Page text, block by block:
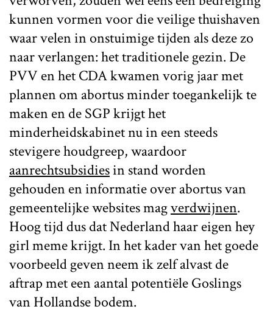
kunnen vormen voor die veilige thuishaven
waar velen in onstuimige tijden als deze zo
naar verlangen: het traditionele gezin. De
PVV en het CDA kwamen vorig jaar met
plannen om abortus minder toegankelijk te
maken en de SGP krijgt het
minderheidskabinet nu in een steeds
stevigere houdgreep, waardoor
aanrechtsubsidiesin stand worden
gehouden en informatie over abortus van
gemeentelijke websites magverdwijnen.
Hoog tijd dus dat Nederland haar eigen hey
girl meme krijgt. In het kader van het goede
voorbeeld geven neem ik zelf alvast de
aftrap met een aantal potentiële Goslings
van Hollandse bodem.